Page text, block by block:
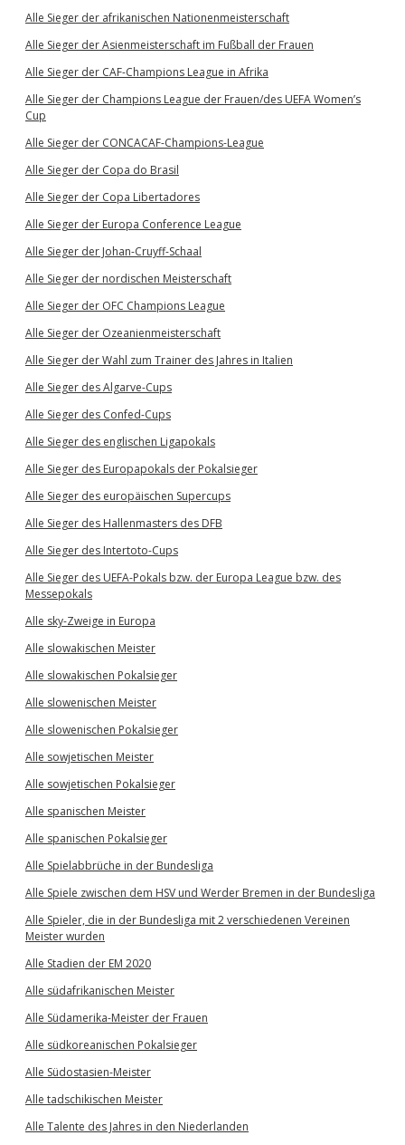
Alle Sieger der afrikanischen Nationenmeisterschaft
Alle Sieger der Asienmeisterschaft im Fußball der Frauen
Alle Sieger der CAF-Champions League in Afrika
Alle Sieger der Champions League der Frauen/des UEFA Women’s
Cup
Alle Sieger der CONCACAF-Champions-League
Alle Sieger der Copa do Brasil
Alle Sieger der Copa Libertadores
Alle Sieger der Europa Conference League
Alle Sieger der Johan-Cruyff-Schaal
Alle Sieger der nordischen Meisterschaft
Alle Sieger der OFC Champions League
Alle Sieger der Ozeanienmeisterschaft
Alle Sieger der Wahl zum Trainer des Jahres in Italien
Alle Sieger des Algarve-Cups
Alle Sieger des Confed-Cups
Alle Sieger des englischen Ligapokals
Alle Sieger des Europapokals der Pokalsieger
Alle Sieger des europäischen Supercups
Alle Sieger des Hallenmasters des DFB
Alle Sieger des Intertoto-Cups
Alle Sieger des UEFA-Pokals bzw. der Europa League bzw. des
Messepokals
Alle sky-Zweige in Europa
Alle slowakischen Meister
Alle slowakischen Pokalsieger
Alle slowenischen Meister
Alle slowenischen Pokalsieger
Alle sowjetischen Meister
Alle sowjetischen Pokalsieger
Alle spanischen Meister
Alle spanischen Pokalsieger
Alle Spielabbrüche in der Bundesliga
Alle Spiele zwischen dem HSV und Werder Bremen in der Bundesliga
Alle Spieler, die in der Bundesliga mit 2 verschiedenen Vereinen
Meister wurden
Alle Stadien der EM 2020
Alle südafrikanischen Meister
Alle Südamerika-Meister der Frauen
Alle südkoreanischen Pokalsieger
Alle Südostasien-Meister
Alle tadschikischen Meister
Alle Talente des Jahres in den Niederlanden